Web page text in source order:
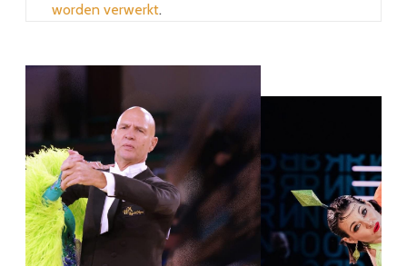
worden verwerkt.